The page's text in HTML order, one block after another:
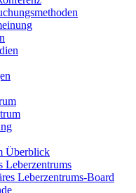
Überblick
Leberzentrums
Leberzentrums-Board